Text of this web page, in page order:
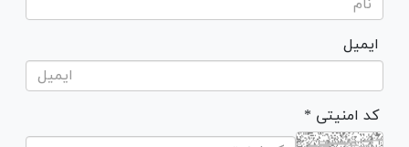
ایمیل
* کد امنیتی